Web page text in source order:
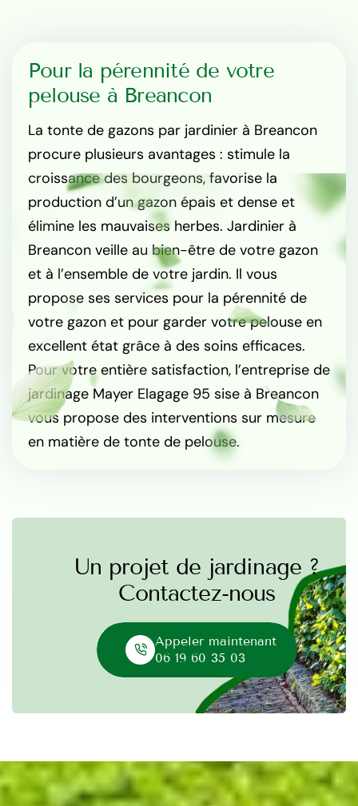
Pour la pérennité de votre
pelouse à Breancon
La tonte de gazons par jardinier à Breancon
procure plusieurs avantages : stimule la
croissance des bourgeons, favorise la
production d’un gazon épais et dense et
élimine les mauvaises herbes. Jardinier à
Breancon veille au bien-être de votre gazon
et à l’ensemble de votre jardin. Il vous
propose ses services pour la pérennité de
votre gazon et pour garder votre pelouse en
excellent état grâce à des soins efficaces.
Pour votre entière satisfaction, l’entreprise de
jardinage Mayer Elagage 95 sise à Breancon
vous propose des interventions sur mesure
en matière de tonte de pelouse.
Un projet de jardinage ?
Contactez-nous
Appeler maintenant
06 19 60 35 03